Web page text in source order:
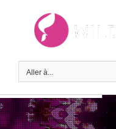
Aller à...